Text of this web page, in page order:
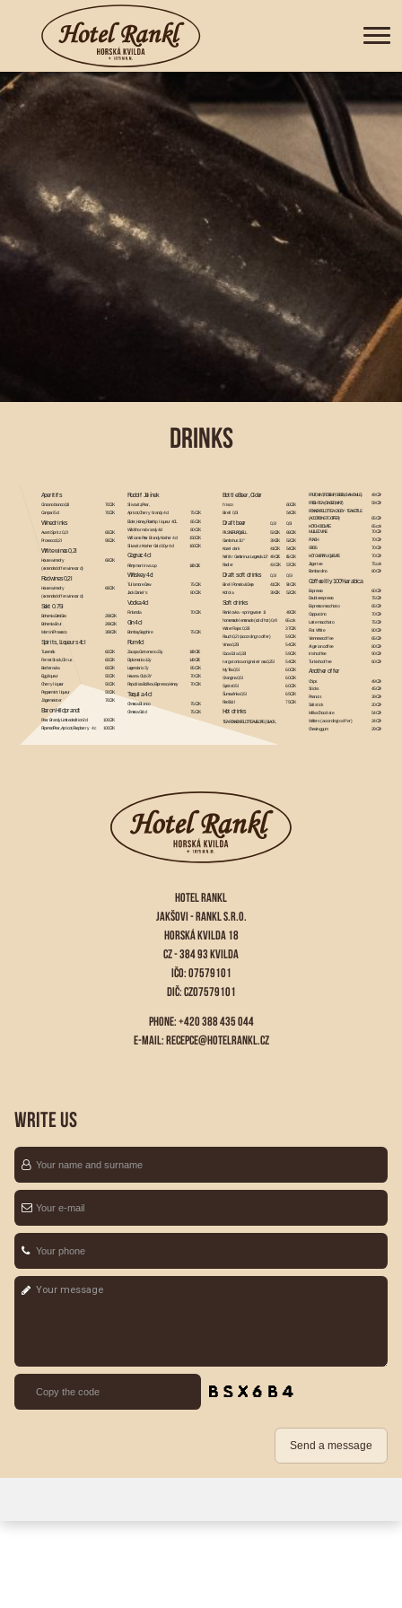
+420 388 435 044
DRINKS
HOTEL RANKL
JAKŠOVI - RANKL S.R.O.
HORSKÁ KVILDA 18
CZ - 384 93 KVILDA
IČO: 07579101
DIČ: CZ07579101
PHONE: +420 388 435 044
E-MAIL:RECEPCE@HOTELRANKL.CZ
WRITE US